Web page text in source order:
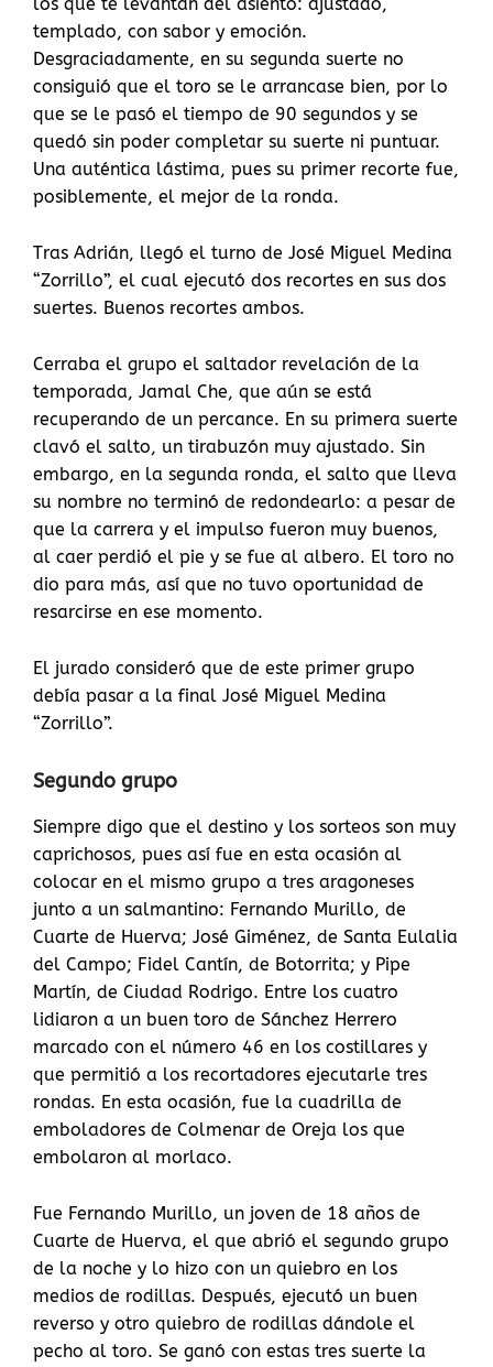
templado, con sabor y emoción.
Desgraciadamente, en su segunda suerte no
consiguió que el toro se le arrancase bien, por lo
que se le pasó el tiempo de 90 segundos y se
quedó sin poder completar su suerte ni puntuar.
Una auténtica lástima, pues su primer recorte fue,
posiblemente, el mejor de la ronda.
Tras Adrián, llegó el turno de José Miguel Medina
“Zorrillo”, el cual ejecutó dos recortes en sus dos
suertes. Buenos recortes ambos.
Cerraba el grupo el saltador revelación de la
temporada, Jamal Che, que aún se está
recuperando de un percance. En su primera suerte
clavó el salto, un tirabuzón muy ajustado. Sin
embargo, en la segunda ronda, el salto que lleva
su nombre no terminó de redondearlo: a pesar de
que la carrera y el impulso fueron muy buenos,
al caer perdió el pie y se fue al albero. El toro no
dio para más, así que no tuvo oportunidad de
resarcirse en ese momento.
El jurado consideró que de este primer grupo
debía pasar a la final José Miguel Medina
“Zorrillo”.
Segundo grupo
Siempre digo que el destino y los sorteos son muy
caprichosos, pues así fue en esta ocasión al
colocar en el mismo grupo a tres aragoneses
junto a un salmantino: Fernando Murillo, de
Cuarte de Huerva; José Giménez, de Santa Eulalia
del Campo; Fidel Cantín, de Botorrita; y Pipe
Martín, de Ciudad Rodrigo. Entre los cuatro
lidiaron a un buen toro de Sánchez Herrero
marcado con el número 46 en los costillares y
que permitió a los recortadores ejecutarle tres
rondas. En esta ocasión, fue la cuadrilla de
emboladores de Colmenar de Oreja los que
embolaron al morlaco.
Fue Fernando Murillo, un joven de 18 años de
Cuarte de Huerva, el que abrió el segundo grupo
de la noche y lo hizo con un quiebro en los
medios de rodillas. Después, ejecutó un buen
reverso y otro quiebro de rodillas dándole el
pecho al toro. Se ganó con estas tres suerte la